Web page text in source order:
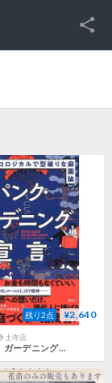
SNS
残り2点 ¥2,640
土寺店
パンク・ガーデニング宣言: エコロジカルで型破りな庭園論 / エリック・ルノワール、訳：北代美和子